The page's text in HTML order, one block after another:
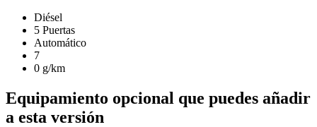
Diésel
5 Puertas
Automático
7
0 g/km
Equipamiento opcional que puedes añadir
a esta versión